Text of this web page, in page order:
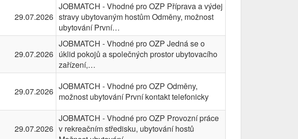
29.07.2026
JOBMATCH - Vhodné pro OZP Příprava a výdej
stravy ubytovaným hostům Odměny, možnost
ubytování První…
29.07.2026
JOBMATCH - Vhodné pro OZP Jedná se o
úklid pokojů a společných prostor ubytovacího
zařízení,…
29.07.2026 JOBMATCH - Vhodné pro OZP Odměny,
možnost ubytování První kontakt telefonicky
29.07.2026
JOBMATCH - Vhodné pro OZP Provozní práce
v rekreačním středisku, ubytování hostů